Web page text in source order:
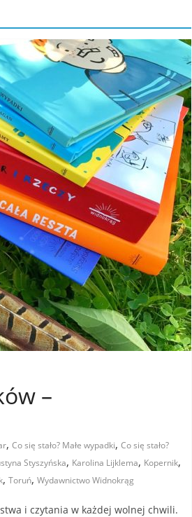
–
, Co się stało? Małe wypadki, Co się stało?
Styszyńska, Karolina Lijklema, Kopernik,
, Toruń, Wydawnictwo Widnokrąg
i czytania w każdej wolnej chwili.